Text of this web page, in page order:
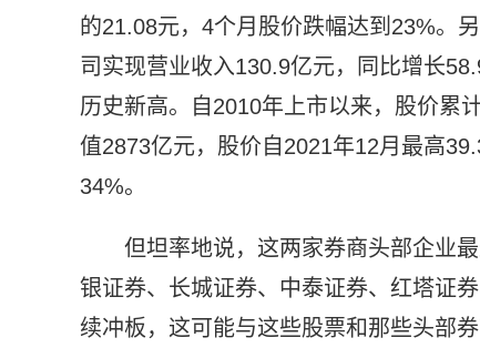
的21.08元，4个月股价跌幅达到23%。
司实现营业收入130.9亿元，同比增长
历史新高。自2010年上市以来，股价累
值2873亿元，股价自2021年12月最高
34%。
但坦率地说，这两家券商头部企业
银证券、长城证券、中泰证券、红塔证
续冲板，这可能与这些股票和那些头部